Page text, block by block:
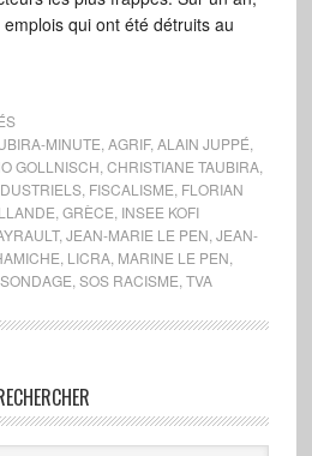
qui ont été détruits au
MINUTE AGRIF, ALAIN JUPPÉ
GOLLNISCH CHRISTIANE TAUBIRA,
, FISCALISME FLORIAN
GRÈCE INSEE KOFI
, JEAN-MARIE LE PEN JEAN-
LICRA, MARINE LE PEN
SONDAGE SOS RACISME TVA